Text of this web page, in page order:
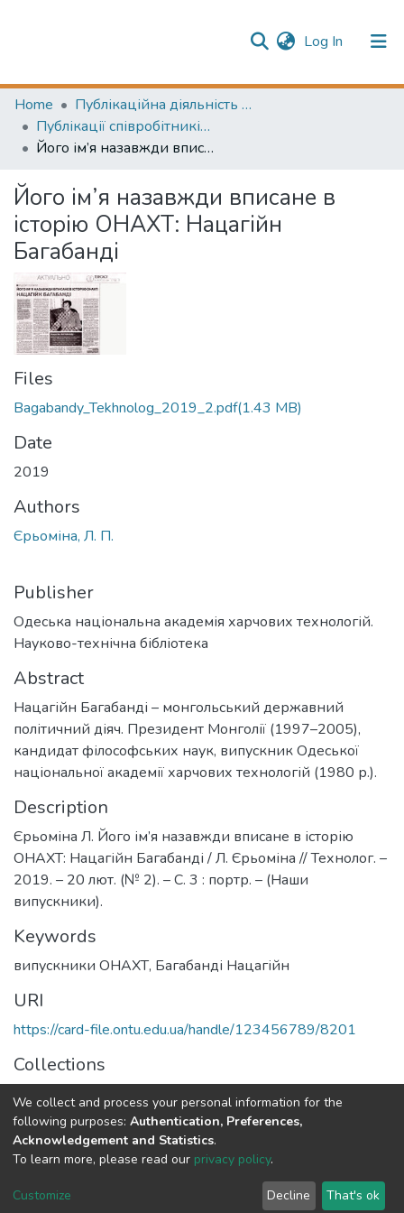
Log In (current)
Communities & Collections
All of Repository
Publication information
Home
Публікаційна діяльність НТБ ОНТУ (Publication activities of the STL of the ONUT)
Публікації співробітників НТБ (Library staff publications)
Його ім’я назавжди вписане в історію ОНАХТ: Нацагійн Багабанді
Його ім’я назавжди вписане в
історію ОНАХТ: Нацагійн
Багабанді
Files
Bagabandy_Tekhnolog_2019_2.pdf(1.43 MB)
Date
2019
Authors
Єрьоміна, Л. П.
Publisher
Одеська національна академія харчових технологій.
Науково-технічна бібліотека
Abstract
Нацагійн Багабанді – монгольський державний
політичний діяч. Президент Монголії (1997–2005),
кандидат філософських наук, випускник Одеської
національної академії харчових технологій (1980 р.).
Description
Єрьоміна Л. Його ім’я назавжди вписане в історію
ОНАХТ: Нацагійн Багабанді / Л. Єрьоміна // Технолог. –
2019. – 20 лют. (№ 2). – С. 3 : портр. – (Наши
випускники).
Keywords
випускники ОНАХТ, Багабанді Нацагійн
URI
https://card-file.ontu.edu.ua/handle/123456789/8201
Collections
Публікації співробітників НТБ (Library staff publications)
Full item page
DSpace software copyright © 2002-2026 LYRASIS
We collect and process your personal information for the
following purposes: Authentication, Preferences,
Acknowledgement and Statistics.
To learn more, please read our privacy policy.
Customize Decline That's ok